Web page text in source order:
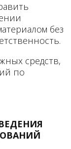
без
средств,
по